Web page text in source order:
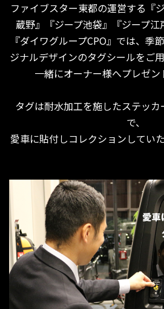
ファイブスター東都の運営する『
蔵野』『ジープ池袋』『ジープ江
『ダイワグループCPO』では、季
ジナルデザインのタグシールをご
一緒にオーナー様へプレゼン
タグは耐水加工を施したステッ
で、
愛車に貼付しコレクションしてい